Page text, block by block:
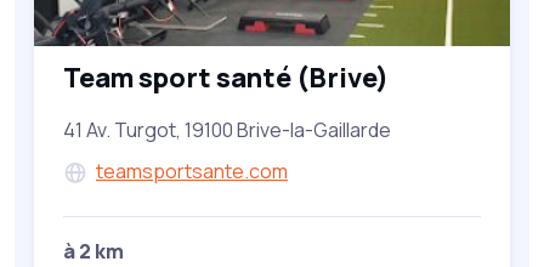
Team sport santé (Brive)
41 Av. Turgot, 19100 Brive-la-Gaillarde
teamsportsante.com
à 2 km